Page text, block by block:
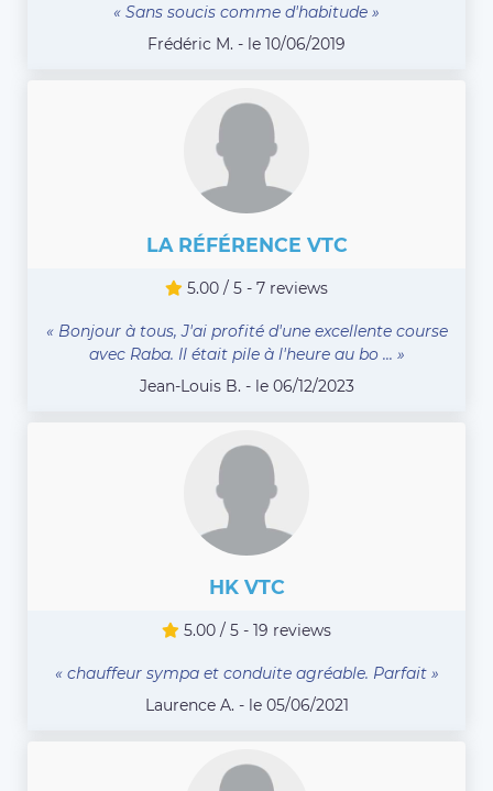
« Sans soucis comme d'habitude »
Frédéric M. - le 10/06/2019
LA RÉFÉRENCE VTC
5.00 / 5 - 7 reviews
« Bonjour à tous, J'ai profité d'une excellente course
avec Raba. Il était pile à l'heure au bo ... »
Jean-Louis B. - le 06/12/2023
HK VTC
5.00 / 5 - 19 reviews
« chauffeur sympa et conduite agréable. Parfait »
Laurence A. - le 05/06/2021